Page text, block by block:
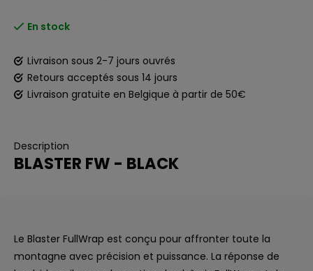
En stock
Livraison sous 2-7 jours ouvrés
Retours acceptés sous 14 jours
Livraison gratuite en Belgique à partir de 50€
Description
BLASTER FW - BLACK
Le Blaster FullWrap est conçu pour affronter toute la
montagne avec précision et puissance. La réponse de